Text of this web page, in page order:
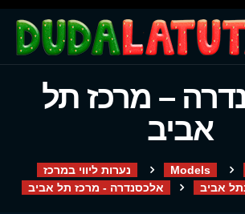
– מרכז תל
אביב
Models
נערות ליווי במרכז
אביב
אלכסנדרה - מרכז תל אביב